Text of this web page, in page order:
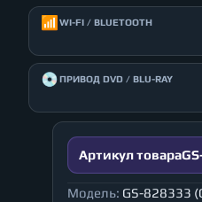
📶 WI-FI / BLUETOOTH
💿ПРИВОД DVD / BLU-RAY
Артикул товара
Модель: GS-828333